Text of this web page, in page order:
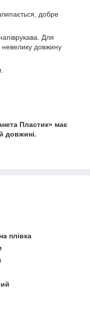
добре
Для
невелику довжину
Пластик» має
довжині.
плівка